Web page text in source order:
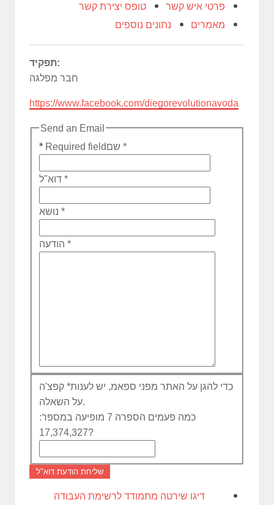
פרטי איש קשר
טופס יצירת קשר
מאמרים
נתונים נוספים
תפקיד:
חבר מפלגה
https://www.facebook.com/diegorevolutionavoda
Send an Email
* Required fieldשם *
דוא"ל *
נושא *
הודעה *
קפצ'ה *כדי להגן על האתר מפני ספאמ, יש לענות
על השאלה.
כמה פעמים הספרה 7 מופיעה במספר:
17,374,327?
שליחת הודעת דוא"ל
דיגו שירטה מתמודד לרשימת העבודה